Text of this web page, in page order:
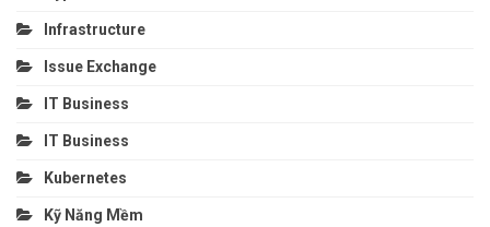
Infrastructure
Issue Exchange
IT Business
IT Business
Kubernetes
Kỹ Năng Mềm